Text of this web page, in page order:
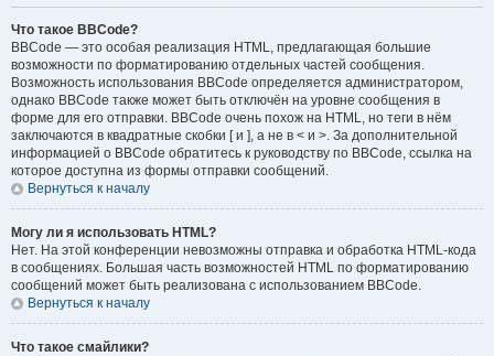
Что такое BBCode?
BBCode — это особая реализация HTML, предлагающая большие
возможности по форматированию отдельных частей сообщения.
Возможность использования BBCode определяется администратором,
однако BBCode также может быть отключён на уровне сообщения в
форме для его отправки. BBCode очень похож на HTML, но теги в нём
заключаются в квадратные скобки [ и ], а не в < и >. За дополнительной
информацией о BBCode обратитесь к руководству по BBCode, ссылка на
которое доступна из формы отправки сообщений.
Вернуться к началу
Могу ли я использовать HTML?
Нет. На этой конференции невозможны отправка и обработка HTML-кода
в сообщениях. Большая часть возможностей HTML по форматированию
сообщений может быть реализована с использованием BBCode.
Вернуться к началу
Что такое смайлики?